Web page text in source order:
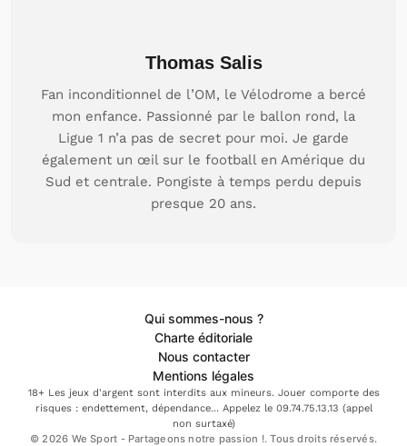
Thomas Salis
Fan inconditionnel de l’OM, le Vélodrome a bercé
mon enfance. Passionné par le ballon rond, la
Ligue 1 n’a pas de secret pour moi. Je garde
également un œil sur le football en Amérique du
Sud et centrale. Pongiste à temps perdu depuis
presque 20 ans.
Qui sommes-nous ?
Charte éditoriale
Nous contacter
Mentions légales
18+ Les jeux d'argent sont interdits aux mineurs. Jouer comporte des
risques : endettement, dépendance... Appelez le 09.74.75.13.13 (appel
non surtaxé)
© 2026 We Sport - Partageons notre passion !. Tous droits réservés.